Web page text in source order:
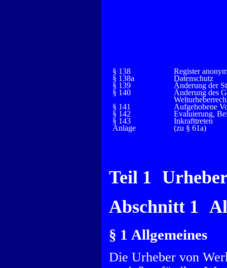
§ 138
Register
§ 138a
Datenschutz
§ 139
Änderung der
§ 140
Änderung des
§ 141
Aufgehobene
§ 142
Evaluierung,
§ 143
Inkrafttreten
Anlage
(zu § 61a)
Teil 1
Abschnitt 1
§ 1 Allgemeines
Die Urheber von